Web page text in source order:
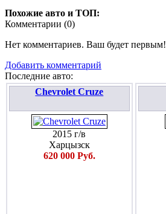
Похожие авто и ТОП:
Комментарии (0)
Нет комментариев. Ваш будет первым!
Добавить комментарий
Последние авто:
Chevrolet Cruze
2015 г/в
Харцызск
620 000 Руб.